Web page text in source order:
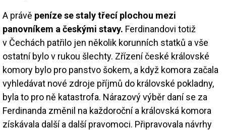
A právě peníze se staly třecí plochou mezi
panovníkem a českými stavy. Ferdinandovi totiž
v Čechách patřilo jen několik korunních statků a vše
ostatní bylo v rukou šlechty. Zřízení české královské
komory bylo pro panstvo šokem, a když komora začala
vyhledávat nové zdroje příjmů do královské pokladny,
byla to pro ně katastrofa. Nárazový výběr daní se za
Ferdinanda změnil na každoroční a královská komora
získávala další a další pravomoci. Připravovala návrhy